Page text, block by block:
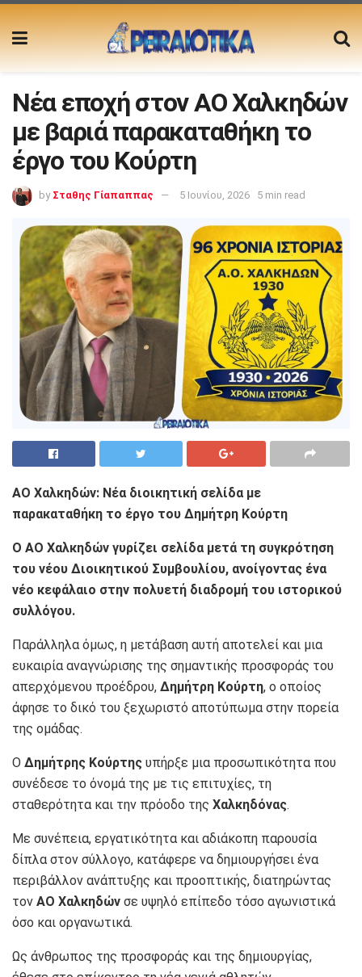
Νέα εποχή στον ΑΟ Χαλκηδών
με βαριά παρακαταθήκη το
έργο του Κούρτη
by Σταθης Γίαπαππας 5 Ιουνίου, 2026 5 min read
ΑΟ Χαλκηδών: Νέα διοικητική σελίδα με
παρακαταθήκη το έργο του Δημήτρη Κούρτη
Ο ΑΟ Χαλκηδών γυρίζει σελίδα μετά τη συγκρότηση
του νέου Διοικητικού Συμβουλίου, ανοίγοντας ένα
νέο κεφάλαιο στην πολυετή διαδρομή του ιστορικού
συλλόγου.
Παράλληλα όμως, η μετάβαση αυτή αποτελεί και μια
ευκαιρία αναγνώρισης της σημαντικής προσφοράς του
απερχόμενου προέδρου, Δημήτρη Κούρτη, ο οποίος
άφησε το δικό του ξεχωριστό αποτύπωμα στην πορεία
της ομάδας.
Ο Δημήτρης Κούρτης υπήρξε μια προσωπικότητα που
συνέδεσε το όνομά της με τις επιτυχίες, τη
σταθερότητα και την πρόοδο της Χαλκηδόνας.
Με συνέπεια, εργατικότητα και αδιάκοπη παρουσία
δίπλα στον σύλλογο, κατάφερε να δημιουργήσει ένα
περιβάλλον ανάπτυξης και προοπτικής, διατηρώντας
τον ΑΟ Χαλκηδών σε υψηλό επίπεδο τόσο αγωνιστικά
όσο και οργανωτικά.
Ως άνθρωπος της προσφοράς και της δημιουργίας,